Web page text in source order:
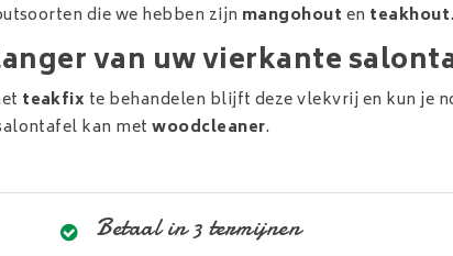
die we hebben zijn mangohout en teakhout.
van uw vierkante
teakfix te behandelen blijft deze vlekvrij en kun je
kan metwoodcleaner.
Betaal in 3 termijnen